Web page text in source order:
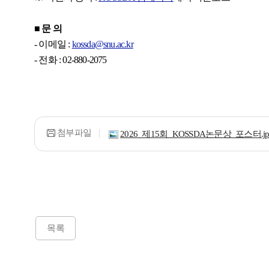
■ 문 의
- 이메일 : kossda@snu.ac.kr
- 전화 : 02-880-2075
첨부파일 2026_제15회_KOSSDA논문상_포스터
목록